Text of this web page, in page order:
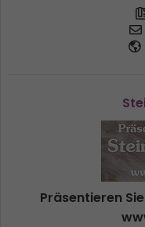
Präsentieren